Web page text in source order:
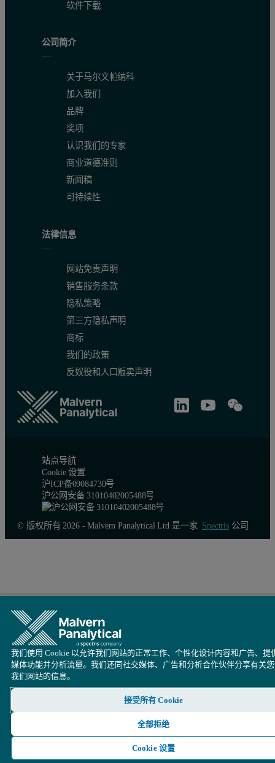
软件下载
公司简介
关于马尔文帕纳科
加入我们
品牌
奖项
认识我们的专家
商业道德准则
新闻稿
可持续性
法律信息
网站免责声明
销售服务条款
隐私策略
第三方隐私声明
商标
我们的政策
反奴役和人口贩卖声明
站点导航
Cookie 设置
沪ICP备09084730号
沪公网安备 31010402005488号
© 版权所有 2026 - Malvern Panalytical Ltd 是一家 Spectris公司
我们使用 Cookie 以允许我们网站的正常工作、个性化设计内容和广告、提
媒体功能并分析流量。我们还同社交媒体、广告和分析合作伙伴分享有关
我们网站的信息。
接受所有 Cookie
全部拒绝
Cookie 设置